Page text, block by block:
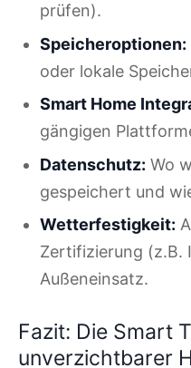
prüfen).
Speicheroptionen:
oder lokale
Smart Home
gängigen
Datenschutz: Wo
gespeichert und
Wetterfestigkeit:
Zertifizierung (z.B.
Außeneinsatz.
Fazit: Die Smart
unverzichtbarer